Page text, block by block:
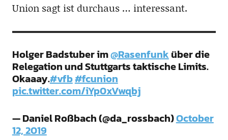
Union sagt ist durchaus … interessant.
Holger Badstuber im@Rasenfunk über die
Relegation und Stuttgarts taktische Limits.
Okaaay.#vfb#fcunion
pic.twitter.com/iYp0xVwqbj
— Daniel Roßbach (@da_rossbach)October
12, 2019